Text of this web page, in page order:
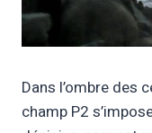
Dans l’ombre des
champ P2